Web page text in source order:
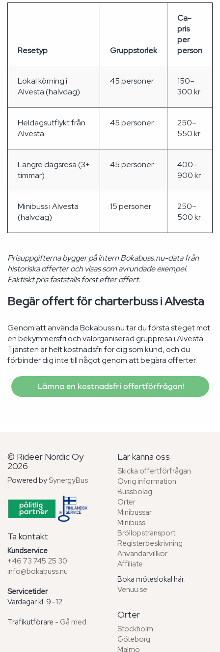
Resetyp Gruppstorlek
Ca-
pris
per
person
Lokal körning i
Alvesta (halvdag)
45 personer
150–
300 kr
Heldagsutflykt från
Alvesta
45 personer
250–
550 kr
Längre dagsresa (3+
timmar)
45 personer
400–
900 kr
Minibuss i Alvesta
(halvdag)
15 personer
250–
500 kr
Prisuppgifterna bygger på intern Bokabuss.nu-data från
historiska offerter och visas som avrundade exempel.
Faktiskt pris fastställs först efter offert.
Begär offert för charterbuss i Alvesta
Genom att använda Bokabuss.nu tar du första steget mot
en bekymmersfri och välorganiserad gruppresa i Alvesta.
Tjänsten är helt kostnadsfri för dig som kund, och du
förbinder dig inte till något genom att begära offerter.
Lämna en kostnadsfri offertförfrågan!
© Rideer Nordic Oy
2026
Powered by SynergyBus
Ta kontakt
Kundservice
+46 73 745 25 30
info@bokabuss.nu
Servicetider
Vardagar kl. 9–12
Trafikutförare - Gå med
Lär känna oss
Skicka offertförfrågan
Övrig information
Bussbolag
Orter
Minibussar
Minibuss
Bröllopstransport
Registerbeskrivning
Användarvillkor
Affiliate
Boka möteslokal här:
Venuu.se
Orter
Stockholm
Göteborg
Malmö